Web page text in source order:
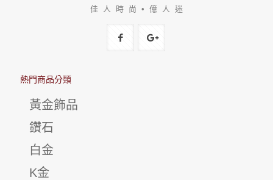
佳 人 時 尚 • 億 人 迷
熱門商品分類
黃金飾品
鑽石
白金
K金